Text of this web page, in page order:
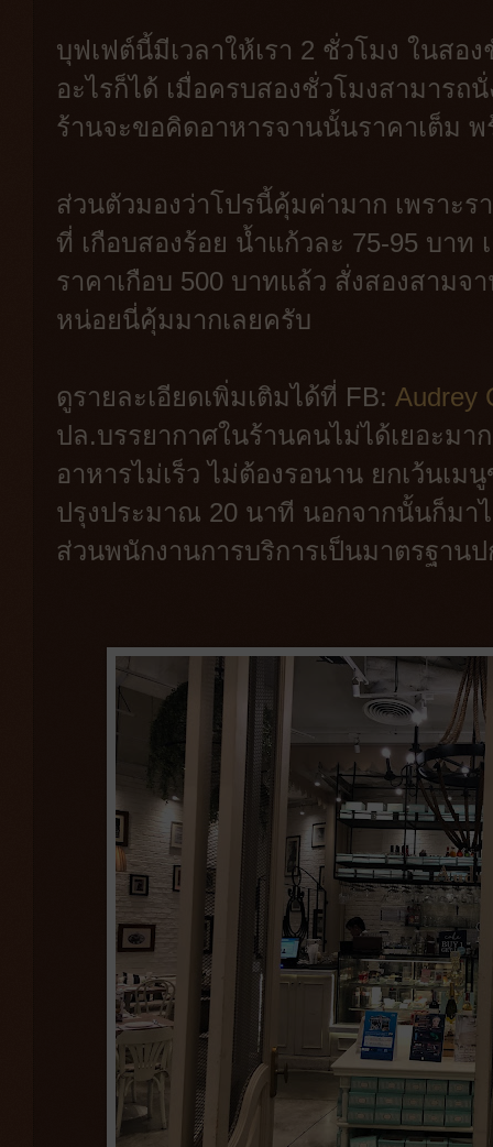
บุฟเฟต์นี้มีเวลาให้เรา 2 ชั่วโมง ในส
อะไรก็ได้ เมื่อครบสองชั่วโมงสามาร
ร้านจะขอคิดอาหารจานนั้นราคาเต็ม
ส่วนตัวมองว่าโปรนี้คุ้มค่ามาก เพราะ
ที่ เกือบสองร้อย น้ำแก้วละ 75-95 บาท
ราคาเกือบ 500 บาทแล้ว สั่งสองสาม
หน่อยนี่คุ้มมากเลยครับ
ดูรายละเอียดเพิ่มเติมได้ที่ FB: Audrey
ปล.บรรยากาศในร้านคนไม่ได้เยอะมา
อาหารไม่เร็ว ไม่ต้องรอนาน ยกเว้นเม
ปรุงประมาณ 20 นาที นอกจากนั้นก็มา
ส่วนพนักงานการบริการเป็นมาตรฐาน